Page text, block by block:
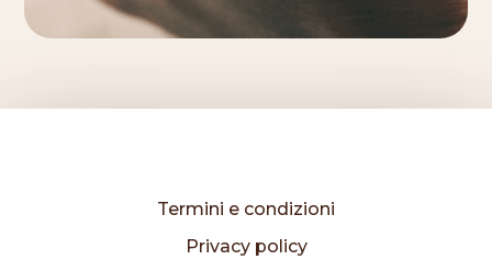
Termini e condizioni
Privacy policy